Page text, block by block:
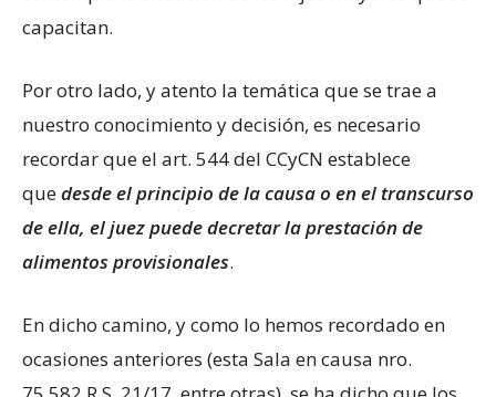
capacitan.
Por otro lado, y atento la temática que se trae a
nuestro conocimiento y decisión, es necesario
recordar que el art. 544 del CCyCN establece
quedesde el principio de la causa o en el transcurso
de ella, el juez puede decretar la prestación de
alimentos provisionales.
En dicho camino, y como lo hemos recordado en
ocasiones anteriores (esta Sala en causa nro.